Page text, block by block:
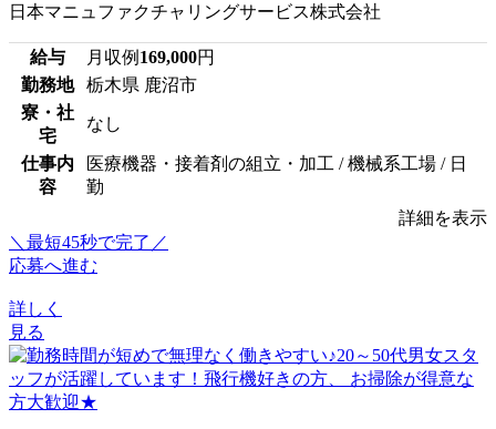
日本マニュファクチャリングサービス株式会社
給与 月収例 169,000円
勤務地
栃木県 鹿沼市
寮・社
宅
なし
仕事内
容
医療機器・接着剤の組立・加工 / 機械系工場 / 日
勤
詳細を表示
＼最短45秒で完了／
応募へ進む
詳しく
見る